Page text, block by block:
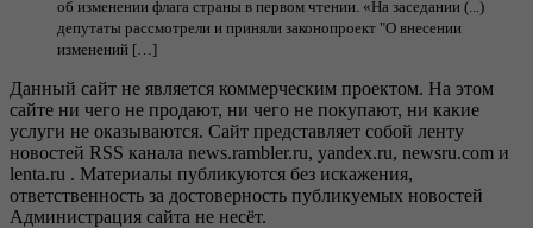
об изменении флага страны в первом чтении. «На заседании (...)
депутаты рассмотрели и приняли законопроект "О внесении
изменений […]
Данный сайт не является коммерческим проектом. На этом
сайте ни чего не продают, ни чего не покупают, ни какие
услуги не оказываются. Сайт представляет собой ленту
новостей RSS канала news.rambler.ru, yandex.ru, newsru.com и
lenta.ru . Материалы публикуются без искажения,
ответственность за достоверность публикуемых новостей
Администрация сайта не несёт.